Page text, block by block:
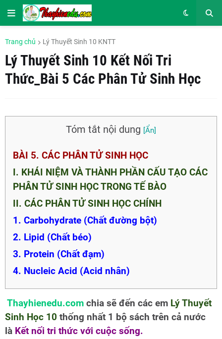
Trang chủ Lý Thuyết Sinh 10 KNTT
Lý Thuyết Sinh 10 Kết Nối Tri
Thức_Bài 5 Các Phân Tử Sinh Học
Tóm tắt nội dung
BÀI 5. CÁC PHÂN TỬ SINH HỌC
I. KHÁI NIỆM VÀ THÀNH PHẦN CẤU TẠO CÁC
PHÂN TỬ SINH HỌC TRONG TẾ BÀO
II. CÁC PHÂN TỬ SINH HỌC CHÍNH
1. Carbohydrate (Chất đường bột)
2. Lipid (Chất béo)
3. Protein (Chất đạm)
4. Nucleic Acid (Acid nhân)
Thayhienedu.com chia sẽ đến các em Lý Thuyết
Sinh Học 10 thống nhất 1 bộ sách trên cả nước
là Kết nối tri thức với cuộc sống.